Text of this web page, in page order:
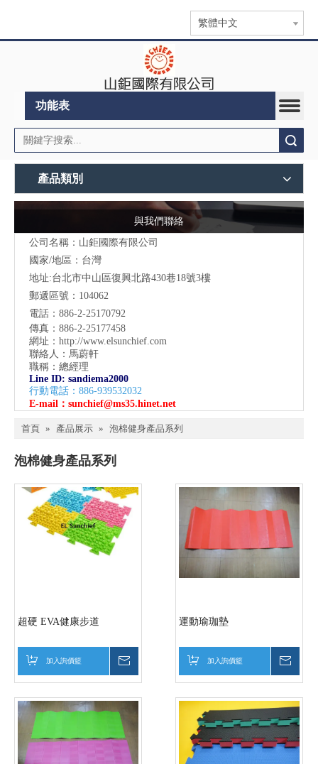
繁體中文
功能表
產品類別
與我們聯絡
公司名稱：山鉅國際有限公司
國家/地區：台灣
地址:台北市中山區復興北路430巷18號3樓
郵遞區號：104062
電話：886-2-25170792
傳真：886-2-25177458
網址： http://www.elsunchief.com
聯絡人：馬蔚軒
職稱：總經理
Line ID: sandiema2000
行動電話：886-939532032
E-mail： sunchief@ms35.hinet.net
首頁 » 產品展示 » 泡棉健身產品系列
泡棉健身產品系列
超硬 EVA健康步道
加入詢價籃
運動瑜珈墊
加入詢價籃